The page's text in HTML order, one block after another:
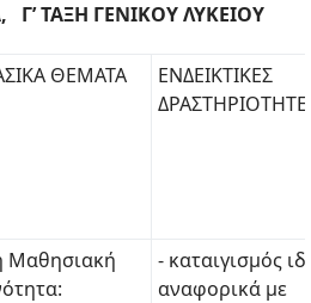
ΤΑΞΗ ΓΕΝΙΚΟΥ ΛΥΚΕΙΟΥ
ΘΕΜΑΤΑ
ΕΝΔΕΙΚΤΙΚΕΣ
Μαθησιακή
- καταιγισμός
αναφορικά με